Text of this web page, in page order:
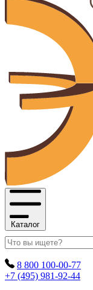
Каталог
8 800 100-00-77
+7 (495) 981-92-44